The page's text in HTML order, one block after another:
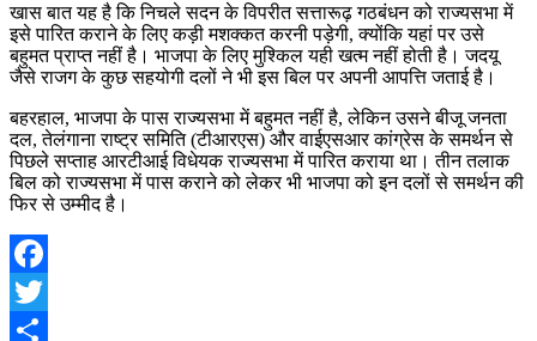
खास बात यह है कि निचले सदन के विपरीत सत्तारूढ़ गठबंधन को राज्यसभा में
इसे पारित कराने के लिए कड़ी मशक्कत करनी पड़ेगी, क्योंकि यहां पर उसे
बहुमत प्राप्त नहीं है। भाजपा के लिए मुश्किल यही खत्म नहीं होती है। जदयू
जैसे राजग के कुछ सहयोगी दलों ने भी इस बिल पर अपनी आपत्ति जताई है।
बहरहाल, भाजपा के पास राज्यसभा में बहुमत नहीं है, लेकिन उसने बीजू जनता
दल, तेलंगाना राष्ट्र समिति (टीआरएस) और वाईएसआर कांग्रेस के समर्थन से
पिछले सप्ताह आरटीआई विधेयक राज्यसभा में पारित कराया था। तीन तलाक
बिल को राज्यसभा में पास कराने को लेकर भी भाजपा को इन दलों से समर्थन की
फिर से उम्मीद है।
Facebook
Twitter